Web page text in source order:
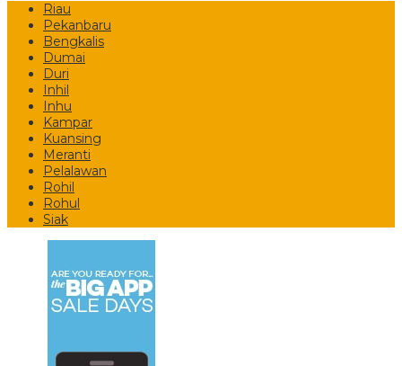
Riau
Pekanbaru
Bengkalis
Dumai
Duri
Inhil
Inhu
Kampar
Kuansing
Meranti
Pelalawan
Rohil
Rohul
Siak